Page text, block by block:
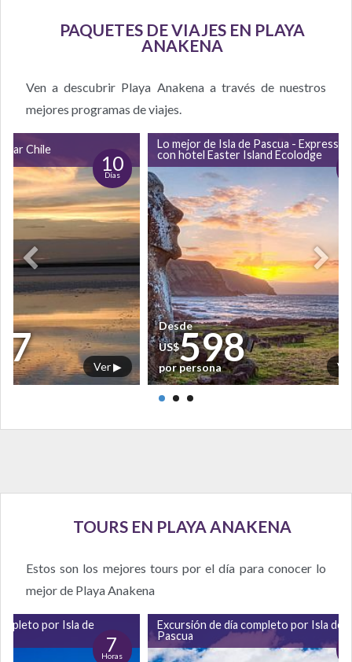
PAQUETES DE VIAJES EN PLAYA
ANAKENA
Ven a descubrir Playa Anakena a través de nuestros
mejores programas de viajes.
Chile
10
Días
Ver ▶
Lo mejor de Isla de Pascua - Express
con hotel Easter Island Ecolodge
Desde
US$598
por persona
TOURS EN PLAYA ANAKENA
Estos son los mejores tours por el día para conocer lo
mejor de Playa Anakena
por Isla de
7
Horas
Excursión de día completo por Isla de
Pascua